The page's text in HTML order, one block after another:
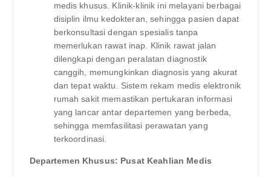
medis khusus. Klinik-klinik ini melayani berbagai
disiplin ilmu kedokteran, sehingga pasien dapat
berkonsultasi dengan spesialis tanpa
memerlukan rawat inap. Klinik rawat jalan
dilengkapi dengan peralatan diagnostik
canggih, memungkinkan diagnosis yang akurat
dan tepat waktu. Sistem rekam medis elektronik
rumah sakit memastikan pertukaran informasi
yang lancar antar departemen yang berbeda,
sehingga memfasilitasi perawatan yang
terkoordinasi.
Departemen Khusus: Pusat Keahlian Medis